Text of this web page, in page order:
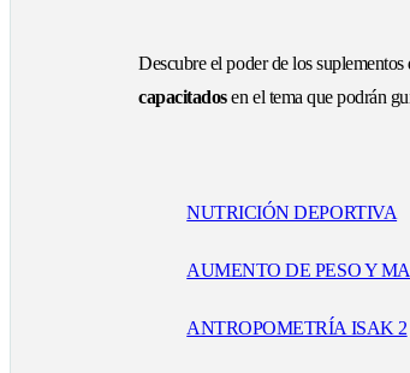
Descubre el poder de los
capacitadosen el tema que podrán
NUTRICIÓN DEPORTIVA
AUMENTO DE PESO Y
ANTROPOMETRÍA ISAK 2